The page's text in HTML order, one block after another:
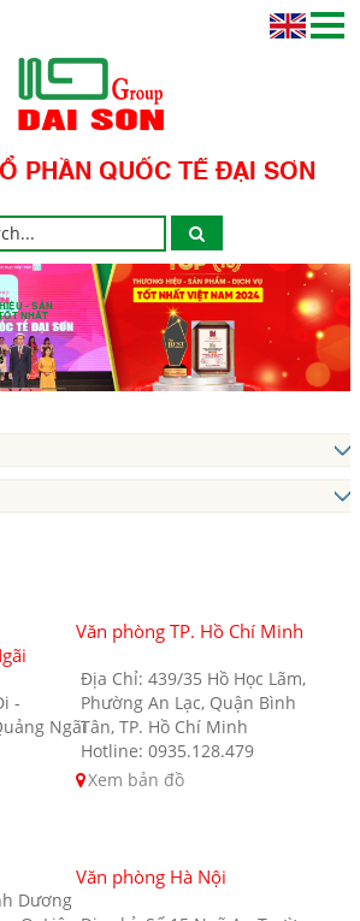
PHẦN QUỐC TẾ ĐẠI SƠN
- SẢN
NHẤT
-
Ngãi
Văn phòng TP. Hồ Chí Minh
Địa Chỉ: 439/35 Hồ Học Lãm,
Phường An Lạc, Quận Bình
Tân, TP. Hồ Chí Minh
Hotline: 0935.128.479
Xem bản đồ
Dương
Văn phòng Hà Nội